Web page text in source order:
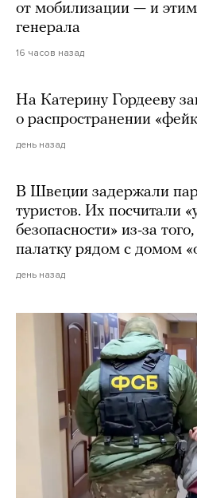
от мобилизации — и
генерала
16 часов назад
На Катерину Гордееву
о распространении
день назад
В Швеции задержали
туристов. Их посчитали
безопасности» из-за
палатку рядом с домом
день назад